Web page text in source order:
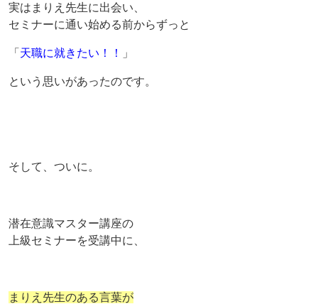
実はまりえ先生に出会い、
セミナーに通い始める前からずっと
「 天職に就きたい！！ 」
という思いがあったのです。
そして、ついに。
潜在意識マスター講座の
上級セミナーを受講中に、
まりえ先生のある言葉が